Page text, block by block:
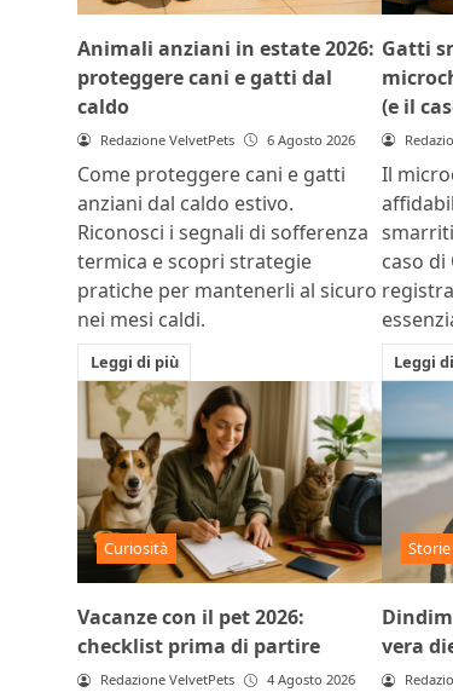
Animali anziani in estate 2026:
proteggere cani e gatti dal
caldo
Redazione VelvetPets 6 Agosto 2026
Come proteggere cani e gatti
anziani dal caldo estivo.
Riconosci i segnali di sofferenza
termica e scopri strategie
pratiche per mantenerli al sicuro
nei mesi caldi.
Leggi di più
Gatti
(e il
Il
caso di
Leggi
Curiosità
Vacanze con il pet 2026:
checklist prima di partire
Redazione VelvetPets 4 Agosto 2026
Storie
vera